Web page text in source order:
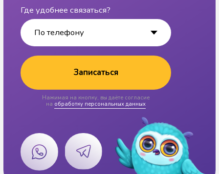
Политика
Детское Slovo © 2024 Все права защищены
ИП Албадал Алла Вячеславовна
ИНН 471614411708
Мы во Вконтакте
Мы в Telegram
ООО «ПРОНЕЙРО» - медицинская
лицензия Л041-01148-78/00646592 от
06.04.2023